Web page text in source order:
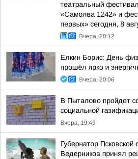
театральный
«Самолва 1242» и
первых» сегодня, 8
Вчера, 20:12
Елкин Борис: День
прошёл ярко и
Вчера, 20:06
В Пыталово пройдет
социальной
Вчера, 19:49
Губернатор Псковской
Ведерников принял